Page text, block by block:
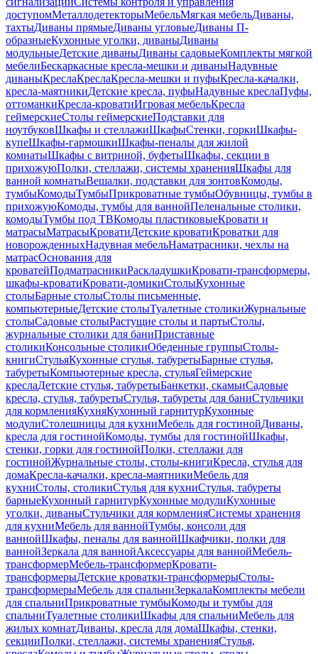
доступомМеталлодетекторыМебельМягкая мебельДиваны,
тахтыДиваны прямыеДиваны угловыеДиваны П-
образныеКухонные уголки, диваныДиваны
модульныеДетские диваныДиваны садовыеКомплекты мягкой
мебелиБескаркасные кресла-мешки и диваныНадувные
диваныКреслаКреслаКресла-мешки и пуфыКресла-качалки,
кресла-маятникиДетские кресла, пуфыНадувные креслаПуфы,
оттоманкиКресла-кроватиИгровая мебельКресла
геймерскиеСтолы геймерскиеПодставки для
ноутбуковШкафы и стеллажиШкафыСтенки, горкиШкафы-
купеШкафы-гармошкиШкафы-пеналы для жилой
комнатыШкафы с витриной, буфетыШкафы, секции в
прихожуюПолки, стеллажи, системы храненияШкафы для
ванной комнатыВешалки, подставки для зонтовКомоды,
тумбыКомодыТумбыПрикроватные тумбыОбувницы, тумбы в
прихожуюКомоды, тумбы для ваннойПеленальные столики,
комодыТумбы под ТВКомоды пластиковыеКровати и
матрасыМатрасыКроватиДетские кроватиКроватки для
новорожденныхНадувная мебельНаматрасники, чехлы на
матрасОснования для
кроватейПодматрасникиРаскладушкиКровати-трансформеры,
шкафы-кроватиКровати-домикиСтолыКухонные
столыБарные столыСтолы письменные,
компьютерныеДетские столыТуалетные столикиЖурнальные
столыСадовые столыРастущие столы и партыСтолы,
журнальные столики для баниПриставные
столикиКонсольные столикиОбеденные группыСтолы-
книгиСтульяКухонные стулья, табуретыБарные стулья,
табуретыКомпьютерные кресла, стульяГеймерские
креслаДетские стулья, табуретыБанкетки, скамьиСадовые
кресла, стулья, табуретыСтулья, табуреты для баниСтульчики
для кормленияКухняКухонный гарнитурКухонные
модулиСтолешницы для кухниМебель для гостинойДиваны,
кресла для гостинойКомоды, тумбы для гостинойШкафы,
стенки, горки для гостинойПолки, стеллажи для
гостинойЖурнальные столы, столы-книгиКресла, стулья для
домаКресла-качалки, кресла-маятникиМебель для
кухниСтолы, столикиСтулья для кухниСтулья, табуреты
барныеКухонный гарнитурКухонные модулиКухонные
уголки, диваныСтульчики для кормленияСистемы хранения
для кухниМебель для ваннойТумбы, консоли для
ваннойШкафы, пеналы для ваннойШкафчики, полки для
ваннойЗеркала для ваннойАксессуары для ваннойМебель-
трансформерМебель-трансформерКровати-
трансформерыДетские кроватки-трансформерыСтолы-
трансформерыМебель для спальниЗеркалаКомплекты мебели
для спальниПрикроватные тумбыКомоды и тумбы для
спальниТуалетные столикиШкафы для спальниМебель для
жилых комнатДиваны, кресла для домаШкафы, стенки,
секцииПолки, стеллажи, системы храненияСтулья,